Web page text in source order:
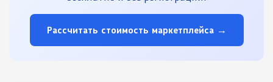
Рассчитать стоимость маркетплейса →